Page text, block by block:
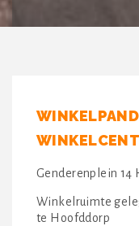
Genderenplein 14
Winkelruimte
te Hoofddorp